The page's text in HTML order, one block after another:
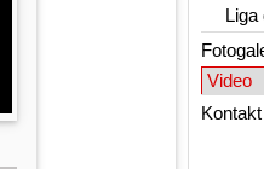
Liga
Video